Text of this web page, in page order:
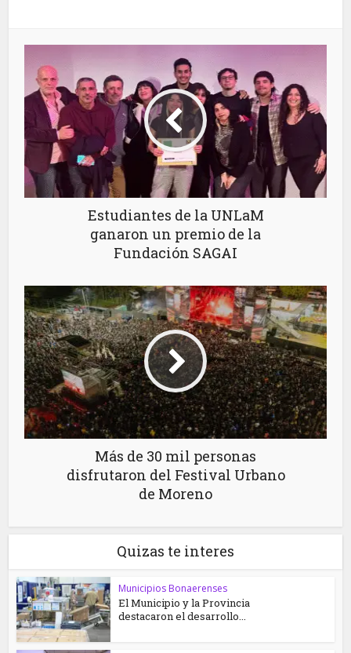
Estudiantes de la UNLaM
ganaron un premio de la
Fundación SAGAI
Más de 30 mil personas
disfrutaron del Festival Urbano
de Moreno
Quizas te interes
Municipios Bonaerenses
El Municipio y la Provincia
destacaron el desarrollo...